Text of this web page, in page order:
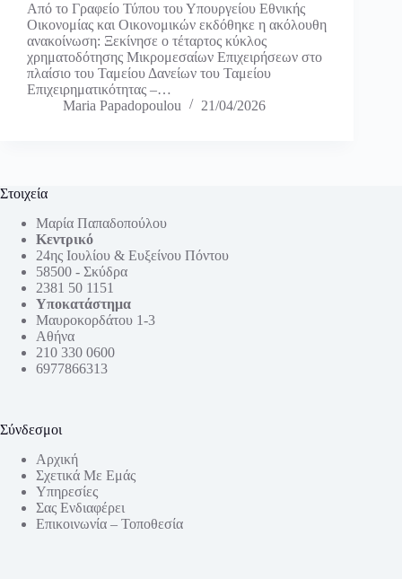
Από το Γραφείο Τύπου του Υπουργείου Εθνικής
Οικονομίας και Οικονομικών εκδόθηκε η ακόλουθη
ανακοίνωση: Ξεκίνησε ο τέταρτος κύκλος
χρηματοδότησης Μικρομεσαίων Επιχειρήσεων στο
πλαίσιο του Ταμείου Δανείων του Ταμείου
Επιχειρηματικότητας –…
Maria Papadopoulou
21/04/2026
Στοιχεία
Μαρία Παπαδοπούλου
Κεντρικό
24ης Ιουλίου & Ευξείνου Πόντου
58500 - Σκύδρα
2381 50 1151
Υποκατάστημα
Μαυροκορδάτου 1-3
Αθήνα
210 330 0600
6977866313
Σύνδεσμοι
Αρχική
Σχετικά Με Εμάς
Υπηρεσίες
Σας Ενδιαφέρει
Επικοινωνία – Τοποθεσία